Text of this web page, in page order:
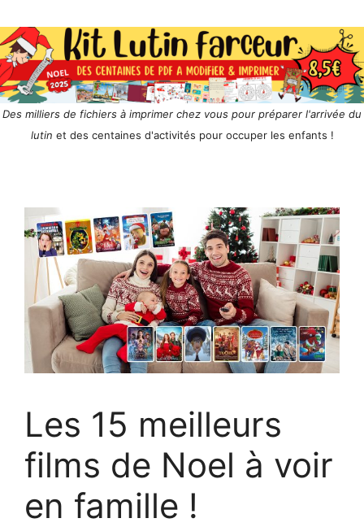
Des milliers de fichiers à imprimer chez vous pour préparer l'arrivée du
lutin et des centaines d'activités pour occuper les enfants !
Les 15 meilleurs
films de Noel à voir
en famille !